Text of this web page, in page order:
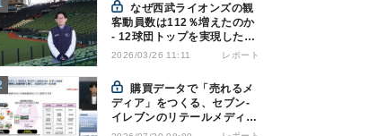
なぜ西武ライオンズの観
客動員数は112％増えたのか
- 12球団トップを実現した戦
略の全貌
2026/03/26 11:11 レポート
購買データで「売れるメ
ディア」をつくる、セブン-
イレブンのリテールメディア
戦略